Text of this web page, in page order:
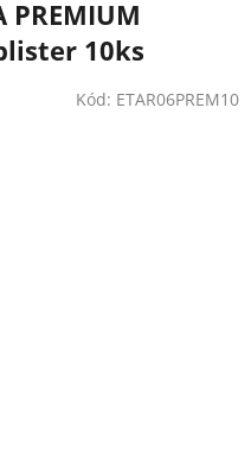
10ks
Kód: ETAR06PREM10